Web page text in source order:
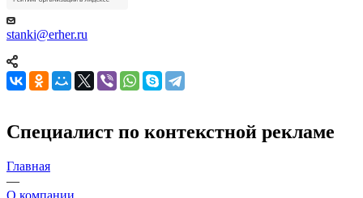
stanki@erher.ru
Специалист по контекстной рекламе
Главная
—
О компании